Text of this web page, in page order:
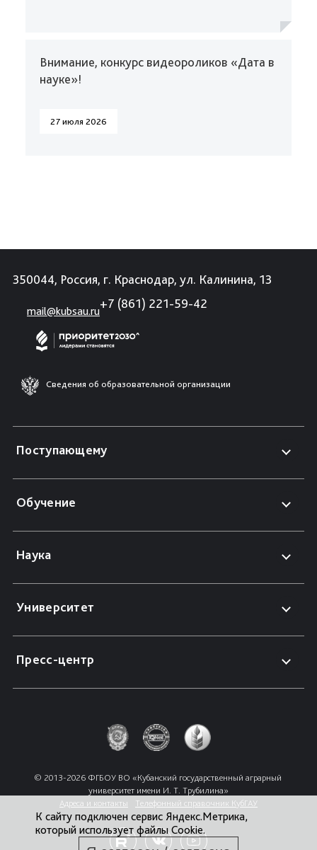
Внимание, конкурс видеороликов «Дата в
науке»!
27 июля 2026
350044, Россия, г. Краснодар, ул. Калинина, 13
mail@kubsau.ru
+7 (861) 221-59-42
Сведения об образовательной организации
Поступающему
Обучение
Наука
Университет
Пресс-центр
© 2013-2026 ФГБОУ ВО «Кубанский государственный аграрный
университет имени И. Т. Трубилина»
Адреса и контакты
Телефонный справочник КубГАУ
К сайту подключен сервис Яндекс.Метрика,
который использует файлы Cookie.